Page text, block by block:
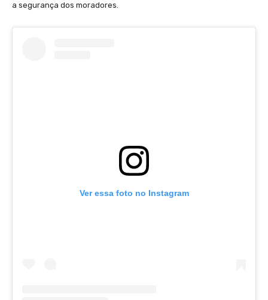
a segurança dos moradores.
Ver essa foto no Instagram